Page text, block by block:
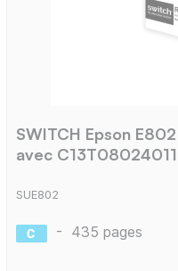
SWITCH Epson
avec
SUE802
- 435 pages